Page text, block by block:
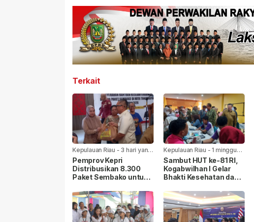
Terkait
Kepulauan Riau - 3 hari yang
lalu
Pemprov Kepri
Distribusikan 8.300
Paket Sembako untuk
Kabupaten/Kota
Kepulauan Riau -1 minggu
yang lalu
Sambut HUT ke-81 RI,
Kogabwilhan I Gelar
Bhakti Kesehatan dan
Tanjungpinang